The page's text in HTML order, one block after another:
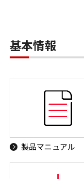
基本情報
製品マニュアル